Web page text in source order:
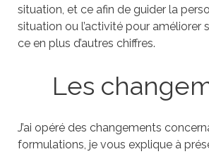
situation, et ce afin de guider la
situation ou l’activité pour améliorer
ce en plus d’autres chiffres.
Les
J’ai opéré des changements
formulations, je vous explique à